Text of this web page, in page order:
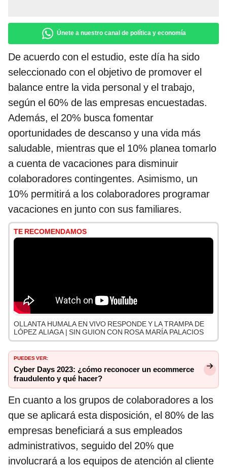
Únete a nuestro canal de política y economía
De acuerdo con el estudio, este día ha sido
seleccionado con el objetivo de promover el
balance entre la vida personal y el trabajo,
según el 60% de las empresas encuestadas.
Además, el 20% busca fomentar
oportunidades de descanso y una vida más
saludable, mientras que el 10% planea tomarlo
a cuenta de vacaciones para disminuir
colaboradores contingentes. Asimismo, un
10% permitirá a los colaboradores programar
vacaciones en junto con sus familiares.
TE RECOMENDAMOS
OLLANTA HUMALA EN VIVO RESPONDE Y LA TRAMPA DE
LÓPEZ ALIAGA | SIN GUION CON ROSA MARÍA PALACIOS
PUEDES VER:
Cyber Days 2023: ¿cómo reconocer un ecommerce
fraudulento y qué hacer?
En cuanto a los grupos de colaboradores a los
que se aplicará esta disposición, el 80% de las
empresas beneficiará a sus empleados
administrativos, seguido del 20% que
involucrará a los equipos de atención al cliente